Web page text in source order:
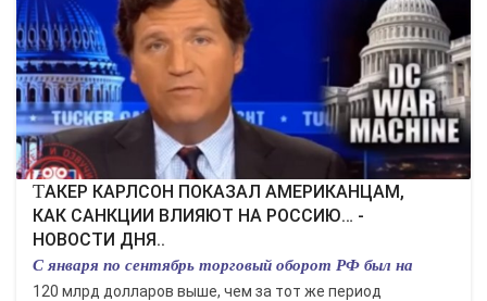
ТАКЕР КАРЛСОН ПОКАЗАЛ АМЕРИКАНЦАМ,
КАК САНКЦИИ ВЛИЯЮТ НА РОССИЮ… -
НОВОСТИ ДНЯ..
С января по сентябрь торговый оборот РФ был на
120 млрд долларов выше, чем за тот же период